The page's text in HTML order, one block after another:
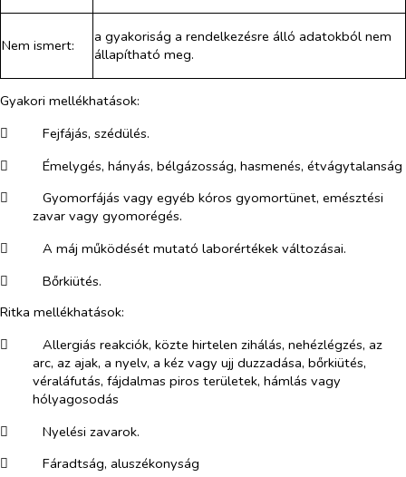
Nem ismert:
a gyakoriság a rendelkezésre álló adatokból nem
állapítható meg.
Gyakori mellékhatások:
​
Fejfájás, szédülés.
​
Émelygés, hányás, bélgázosság, hasmenés, étvágytalanság
​
Gyomorfájás vagy egyéb kóros gyomortünet, emésztési
zavar vagy gyomorégés.
​
A máj működését mutató laborértékek változásai.
​
Bőrkiütés.
Ritka mellékhatások:
​
Allergiás reakciók, közte hirtelen zihálás, nehézlégzés, az
arc, az ajak, a nyelv, a kéz vagy ujj duzzadása, bőrkiütés,
véraláfutás, fájdalmas piros területek, hámlás vagy
hólyagosodás
​
Nyelési zavarok.
​
Fáradtság, aluszékonyság